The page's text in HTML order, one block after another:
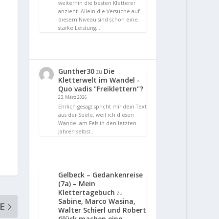
weiterhin die besten Kletterer
anzieht. Allein die Versuche auf
diesem Niveau sind schon eine
starke Leistung.…
Gunther30 zu Die
Kletterwelt im Wandel -
Quo vadis "Freiklettern"?
23. März 2026
Ehrlich gesagt spricht mir dein Text
aus der Seele, weil ich diesen
Wandel am Fels in den letzten
Jahren selbst…
Gelbeck – Gedankenreise
(7a) – Mein
Klettertagebuch zu
Sabine, Marco Wasina,
Walter Schierl und Robert